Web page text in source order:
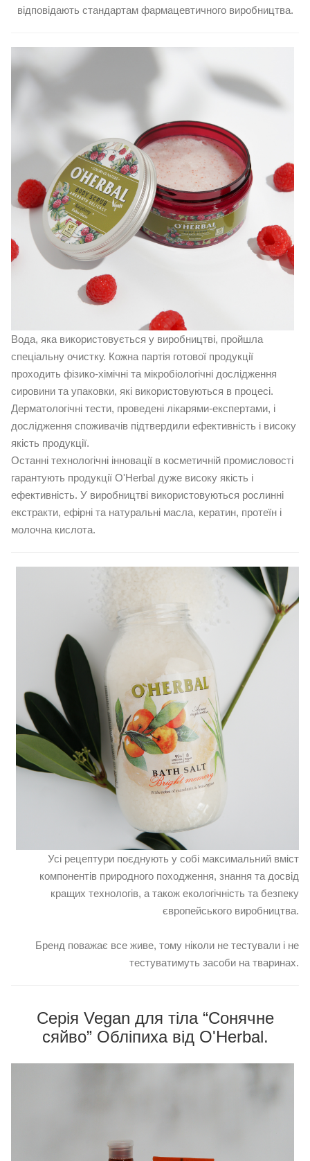
відповідають стандартам фармацевтичного виробництва.
Вода, яка використовується у виробництві, пройшла
спеціальну очистку. Кожна партія готової продукції
проходить фізико-хімічні та мікробіологічні дослідження
сировини та упаковки, які використовуються в процесі.
Дерматологічні тести, проведені лікарями-експертами, і
дослідження споживачів підтвердили ефективність і високу
якість продукції.
Останні технологічні інновації в косметичній промисловості
гарантують продукції O'Herbal дуже високу якість і
ефективність. У виробництві використовуються рослинні
екстракти, ефірні та натуральні масла, кератин, протеїн і
молочна кислота.
Усі рецептури поєднують у собі максимальний вміст
компонентів природного походження, знання та досвід
кращих технологів, а також екологічність та безпеку
європейського виробництва.
Бренд поважає все живе, тому ніколи не тестували і не
тестуватимуть засоби на тваринах.
Серія Vegan для тіла “Сонячне
сяйво” Обліпиха від O'Herbal.